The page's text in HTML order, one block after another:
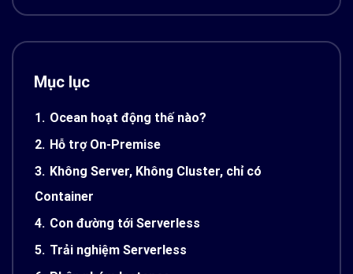
Mục lục
1. Ocean hoạt động thế nào?
2. Hỗ trợ On-Premise
3. Không Server, Không Cluster, chỉ có
Container
4. Con đường tới Serverless
5. Trải nghiệm Serverless